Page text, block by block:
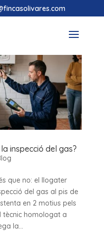
inspecció del gas?
que no: el llogater
del gas al pis de
en 2 motius pels
tècnic homologat a
la...